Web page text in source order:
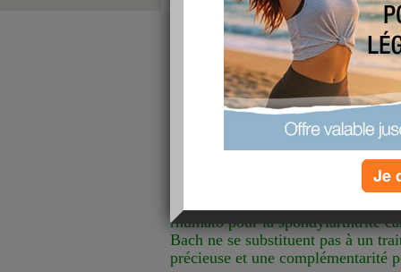
Hier j'ai du faire une journée
douleurs aux hanches (ah! cette
Donc, prise de fleurs de Bach;
Gentian pour ne pas être
Chestnut bud pour mes migraines
Olive pour la fatigue
2 goutttes de chaques élixir dans
rhumato pour la spondylarthtrite
Bach ne se substituent pas à un
précieuse et une complémentarité
Je